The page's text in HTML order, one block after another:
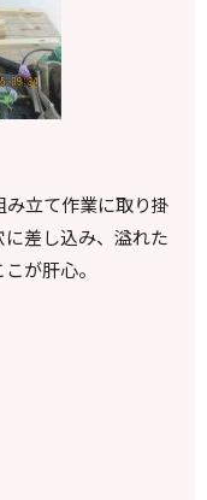
立て作業に取り掛
差し込み、溢れた
が肝心。